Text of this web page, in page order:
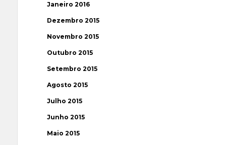
Janeiro 2016
Dezembro 2015
Novembro 2015
Outubro 2015
Setembro 2015
Agosto 2015
Julho 2015
Junho 2015
Maio 2015